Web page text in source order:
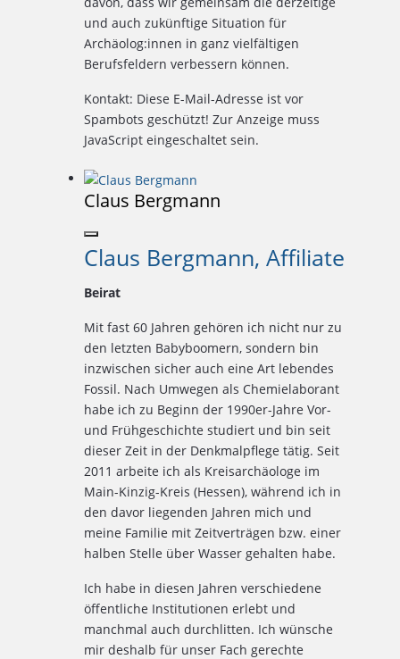
und auch zukünftige Situation für
Archäolog:innen in ganz vielfältigen
Berufsfeldern verbessern können.
Kontakt: Diese E-Mail-Adresse ist vor
Spambots geschützt! Zur Anzeige muss
JavaScript eingeschaltet sein.
Claus Bergmann
Claus Bergmann, Affiliate
Beirat
Mit fast 60 Jahren gehören ich nicht nur zu
den letzten Babyboomern, sondern bin
inzwischen sicher auch eine Art lebendes
Fossil. Nach Umwegen als Chemielaborant
habe ich zu Beginn der 1990er-Jahre Vor-
und Frühgeschichte studiert und bin seit
dieser Zeit in der Denkmalpflege tätig. Seit
2011 arbeite ich als Kreisarchäologe im
Main-Kinzig-Kreis (Hessen), während ich in
den davor liegenden Jahren mich und
meine Familie mit Zeitverträgen bzw. einer
halben Stelle über Wasser gehalten habe.
Ich habe in diesen Jahren verschiedene
öffentliche Institutionen erlebt und
manchmal auch durchlitten. Ich wünsche
mir deshalb für unser Fach gerechte